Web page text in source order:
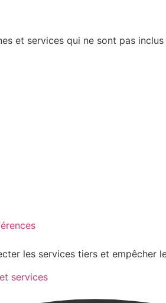
et services qui ne sont pas
les services tiers et empêcher
services